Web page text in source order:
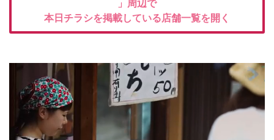
」周辺で
本日チラシを掲載している店舗一覧を開く